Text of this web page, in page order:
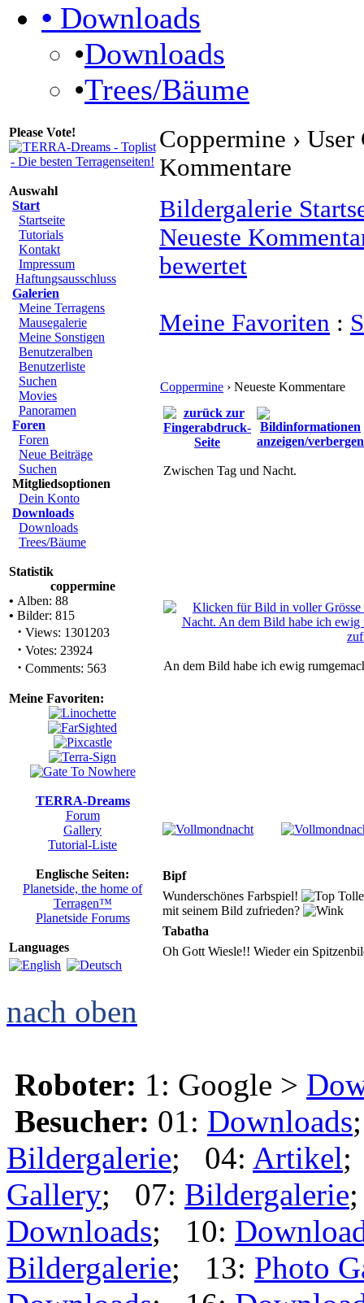
• Downloads
•Downloads
•Trees/Bäume
Please Vote!
Auswahl
Start
Startseite
Tutorials
Kontakt
Impressum
Haftungsausschluss
Galerien
Meine Terragens
Mausegalerie
Meine Sonstigen
Benutzeralben
Benutzerliste
Suchen
Movies
Panoramen
Foren
Foren
Neue Beiträge
Suchen
Mitgliedsoptionen
Dein Konto
Downloads
Downloads
Trees/Bäume
Statistik
coppermine
• Alben: 88
• Bilder: 815
· Views: 1301203
· Votes: 23924
· Comments: 563
Meine Favoriten:
TERRA-Dreams
Forum
Gallery
Tutorial-Liste
Englische Seiten:
Planetside, the home of
Terragen™
Planetside Forums
Languages
Coppermine › User
Kommentare
Bildergalerie
Neueste
bewertet
Meine Favoriten :
Coppermine › Neueste Kommentare
Zwischen Tag und Nacht.
An dem Bild habe ich ewig
Bipf
Wunderschönes Farbspiel!
mit seinem Bild zufrieden?
Tabatha
Oh Gott Wiesle!! Wieder ein
nach oben
Roboter: 1: Google >
Besucher: 01: Downloads
Bildergalerie; 04: Artikel;
Gallery; 07: Bildergalerie
Downloads; 10:
Bildergalerie; 13: Photo